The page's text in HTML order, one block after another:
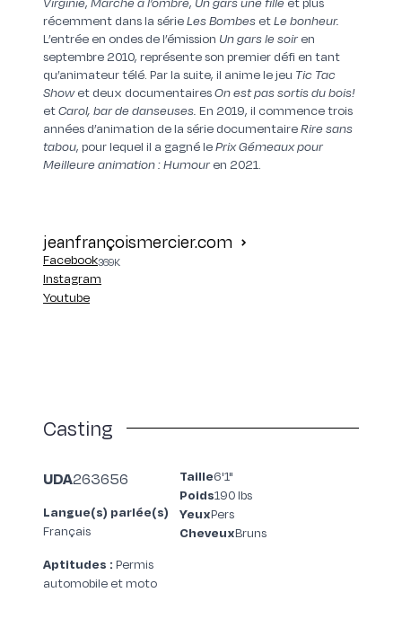
récemment dans la sérieLes Bombes etLe bonheur.
L’entrée en ondes de l’émission Un gars le soir en
septembre 2010, représente son premier défi en tant
qu’animateur télé. Par la suite, il anime le jeu Tic Tac
Showet deux documentairesOn est pas sortis du bois!
etCarol, bar de danseuses. En 2019, il commence trois
années d’animation de la série documentaireRire sans
tabou, pour lequel il a gagné lePrix Gémeauxpour
Meilleure animation : Humour en 2021.
jeanfrançoismercier.com
Facebook369K
Instagram
Youtube
Casting
UDA263656
Langue(s) parlée(s)
Français
Aptitudes : Permis
automobile et moto
Taille6'1"
Poids190 lbs
YeuxPers
CheveuxBruns